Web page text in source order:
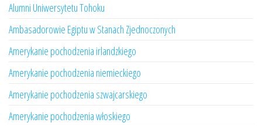
Alumni Uniwersytetu Tohoku
Ambasadorowie Egiptu w Stanach Zjednoczonych
Amerykanie pochodzenia irlandzkiego
Amerykanie pochodzenia niemieckiego
Amerykanie pochodzenia szwajcarskiego
Amerykanie pochodzenia włoskiego